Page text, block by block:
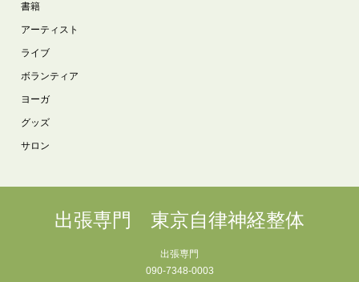
書籍
アーティスト
ライブ
ボランティア
ヨーガ
グッズ
サロン
出張専門 東京自律神経整体
出張専門
090-7348-0003